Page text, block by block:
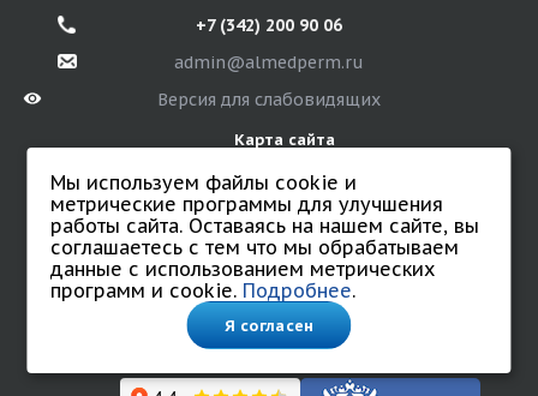
+7 (342) 200 90 06
admin@almedperm.ru
Версия для слабовидящих
Карта сайта
© 2026 Санаторий «Алмед»
Все права защищены.
Политика обработки персональных данных
Согласие на обработку персональных данных.
Соглашение на обработку данных с использованием
cookie и метрических программ.
Мы используем файлы cookie и
метрические программы для улучшения
работы сайта. Оставаясь на нашем сайте, вы
соглашаетесь с тем что мы обрабатываем
данные с использованием метрических
программ и cookie. Подробнее.
Я согласен